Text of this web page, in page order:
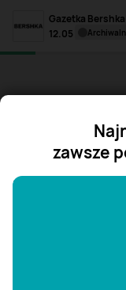
Gazetka Bershka
12.05
zawsze
"/>